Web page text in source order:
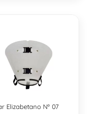
Elizabetano Nº 07